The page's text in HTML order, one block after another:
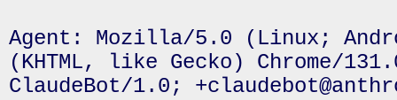
Agent: Mozilla/5.0 (Linux;
(KHTML, like Gecko) Chrome/
ClaudeBot/1.0;